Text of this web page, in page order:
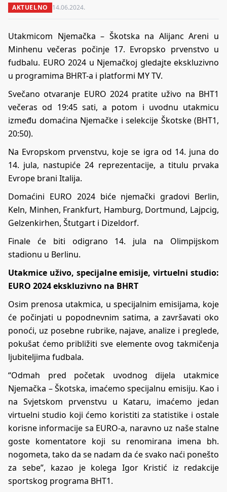
AKTUELNO 14.06.2024.
Utakmicom Njemačka – Škotska na Alijanc Areni u
Minhenu večeras počinje 17. Evropsko prvenstvo u
fudbalu. EURO 2024 u Njemačkoj gledajte ekskluzivno
u programima BHRT-a i platformi MY TV.
Svečano otvaranje EURO 2024 pratite uživo na BHT1
večeras od 19:45 sati, a potom i uvodnu utakmicu
između domaćina Njemačke i selekcije Škotske (BHT1,
20:50).
Na Evropskom prvenstvu, koje se igra od 14. juna do
14. jula, nastupiće 24 reprezentacije, a titulu prvaka
Evrope brani Italija.
Domaćini EURO 2024 biće njemački gradovi Berlin,
Keln, Minhen, Frankfurt, Hamburg, Dortmund, Lajpcig,
Gelzenkirhen, Štutgart i Dizeldorf.
Finale će biti odigrano 14. jula na Olimpijskom
stadionu u Berlinu.
Utakmice uživo, specijalne emisije, virtuelni studio:
EURO 2024 ekskluzivno na BHRT
Osim prenosa utakmica, u specijalnim emisijama, koje
će počinjati u popodnevnim satima, a završavati oko
ponoći, uz posebne rubrike, najave, analize i preglede,
pokušat ćemo približiti sve elemente ovog takmičenja
ljubiteljima fudbala.
“Odmah pred početak uvodnog dijela utakmice
Njemačka – Škotska, imaćemo specijalnu emisiju. Kao i
na Svjetskom prvenstvu u Kataru, imaćemo jedan
virtuelni studio koji ćemo koristiti za statistike i ostale
korisne informacije sa EURO-a, naravno uz naše stalne
goste komentatore koji su renomirana imena bh.
nogometa, tako da se nadam da će svako naći ponešto
za sebe”, kazao je kolega Igor Kristić iz redakcije
sportskog programa BHT1.